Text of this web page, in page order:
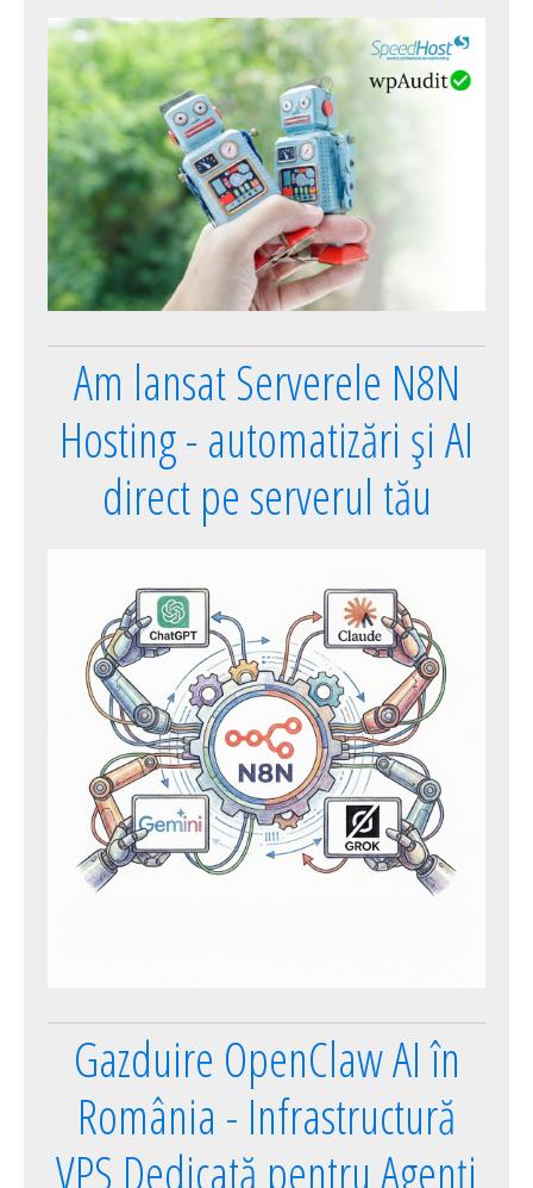
Am lansat Serverele N8N
Hosting - automatizări și AI
direct pe serverul tău
Gazduire OpenClaw AI în
România - Infrastructură
VPS Dedicată pentru Agenți